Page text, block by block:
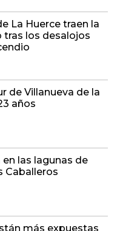
La Huerce traen la
tras los desalojos
de Villanueva de la
años
las lagunas de
Caballeros
más expuestas